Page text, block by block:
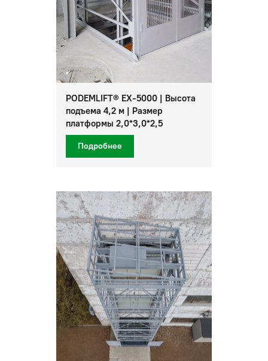
PODEMLIFT® EX-5000 | Высота
подъема 4,2 м | Размер
платформы 2,0*3,0*2,5
Подробнее